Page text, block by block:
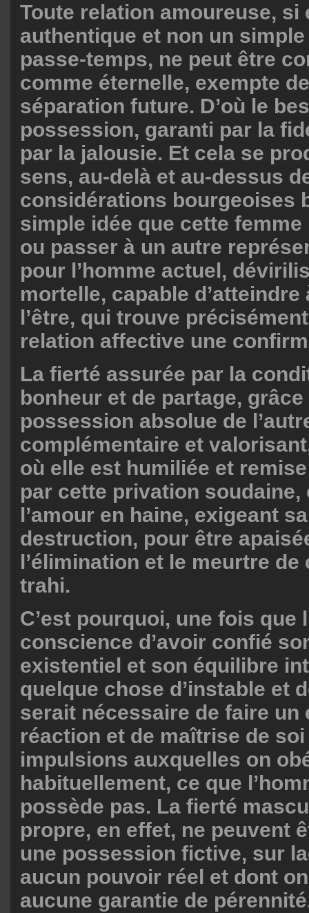
Toute relation amoureuse, si
authentique et non un
passe-temps, ne peut être
comme éternelle, exempte
séparation future. D’où le
possession, garanti par la
par la jalousie. Et cela se
sens, au-delà et au-dessus
considérations bourgeoises
simple idée que cette
ou passer à un autre
pour l’homme actuel,
mortelle, capable d’atteindre
l’être, qui trouve
relation affective une
La fierté assurée par la
bonheur et de partage, grâce
possession absolue de
complémentaire et
où elle est humiliée et
par cette privation
l’amour en haine, exigeant
destruction, pour être
l’élimination et le meurtre de
trahi.
C’est pourquoi, une fois que
conscience d’avoir confié
existentiel et son équilibre
quelque chose d’instable et
serait nécessaire de faire un
réaction et de maîtrise de
impulsions auxquelles on
habituellement, ce que
possède pas. La fierté
propre, en effet, ne peuvent
une possession fictive, sur
aucun pouvoir réel et dont
aucune garantie de